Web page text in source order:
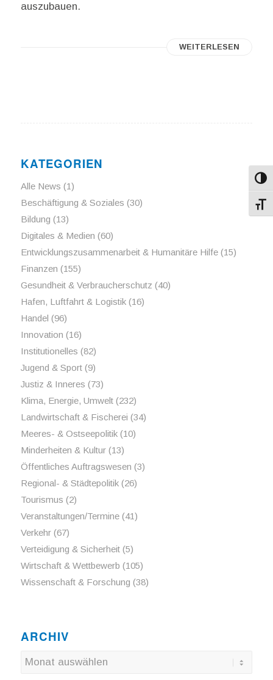
auszubauen.
WEITERLESEN
KATEGORIEN
Alle News (1)
Beschäftigung & Soziales (30)
Bildung (13)
Digitales & Medien (60)
Entwicklungszusammenarbeit & Humanitäre Hilfe(15)
Finanzen (155)
Gesundheit & Verbraucherschutz (40)
Hafen, Luftfahrt & Logistik(16)
Handel (96)
Innovation (16)
Institutionelles (82)
Jugend & Sport(9)
Justiz & Inneres (73)
Klima, Energie, Umwelt(232)
Landwirtschaft & Fischerei (34)
Meeres- & Ostseepolitik(10)
Minderheiten & Kultur(13)
Öffentliches Auftragswesen (3)
Regional- & Städtepolitik(26)
Tourismus (2)
Veranstaltungen/Termine(41)
Verkehr(67)
Verteidigung & Sicherheit(5)
Wirtschaft & Wettbewerb (105)
Wissenschaft & Forschung (38)
ARCHIV